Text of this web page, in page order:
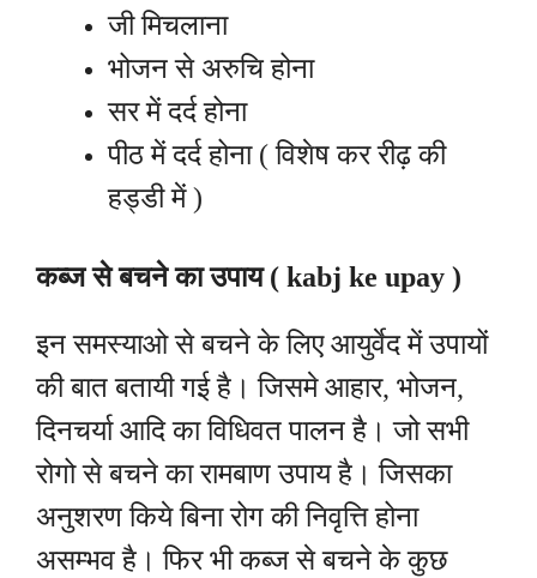
जी मिचलाना
भोजन से अरुचि होना
सर में दर्द होना
पीठ में दर्द होना ( विशेष कर रीढ़ की
हड्डी में )
कब्ज से बचने का उपाय ( kabj ke upay )
इन समस्याओ से बचने के लिए आयुर्वेद में उपायों
की बात बतायी गई है। जिसमे आहार, भोजन,
दिनचर्या आदि का विधिवत पालन है। जो सभी
रोगो से बचने का रामबाण उपाय है। जिसका
अनुशरण किये बिना रोग की निवृत्ति होना
असम्भव है। फिर भी कब्ज से बचने के कुछ